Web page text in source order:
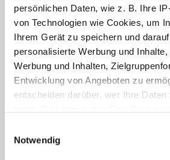
persönlichen Daten, wie z. B. Ihre
von Technologien wie Cookies, um
Ihrem Gerät zu speichern und
personalisierte Werbung und
Werbung und Inhalten,
Entwicklung von Angeboten zu
entscheiden darüber, wer Ihre
Trigger Symbol ändern oder
Notwendig
AKTUELL